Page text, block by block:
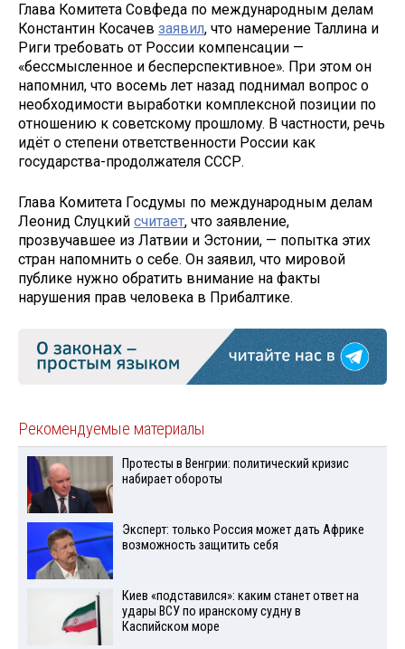
Глава Комитета Совфеда по международным делам
Константин Косачев заявил, что намерение Таллина и
Риги требовать от России компенсации —
«бессмысленное и бесперспективное». При этом он
напомнил, что восемь лет назад поднимал вопрос о
необходимости выработки комплексной позиции по
отношению к советскому прошлому. В частности, речь
идёт о степени ответственности России как
государства-продолжателя СССР.
Глава Комитета Госдумы по международным делам
Леонид Слуцкий считает, что заявление,
прозвучавшее из Латвии и Эстонии, — попытка этих
стран напомнить о себе. Он заявил, что мировой
публике нужно обратить внимание на факты
нарушения прав человека в Прибалтике.
Рекомендуемые материалы
Протесты в Венгрии: политический кризис
набирает обороты
Эксперт: только Россия может дать Африке
возможность защитить себя
Киев «подставился»: каким станет ответ на
удары ВСУ по иранскому судну в
Каспийском море